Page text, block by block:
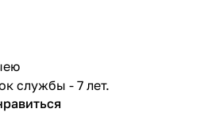
службы - 7 лет.